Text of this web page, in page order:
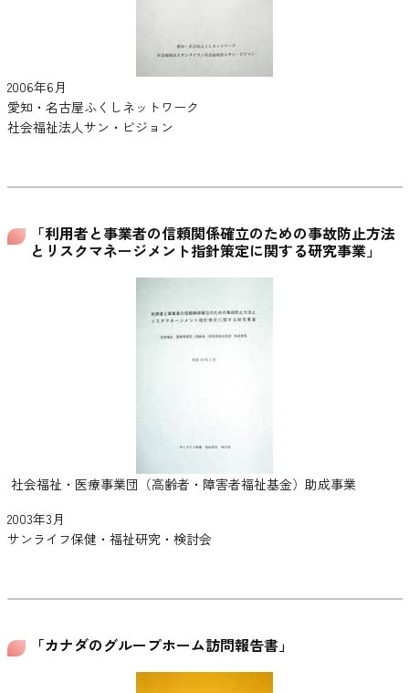
2006年6月
愛知・名古屋ふくしネットワーク
社会福祉法人サン・ビジョン
「利用者と事業者の信頼関係確立のための事故防止方法
とリスクマネージメント指針策定に関する研究事業」
社会福祉・医療事業団（高齢者・障害者福祉基金）助成事業
2003年3月
サンライフ保健・福祉研究・検討会
「カナダのグループホーム訪問報告書」